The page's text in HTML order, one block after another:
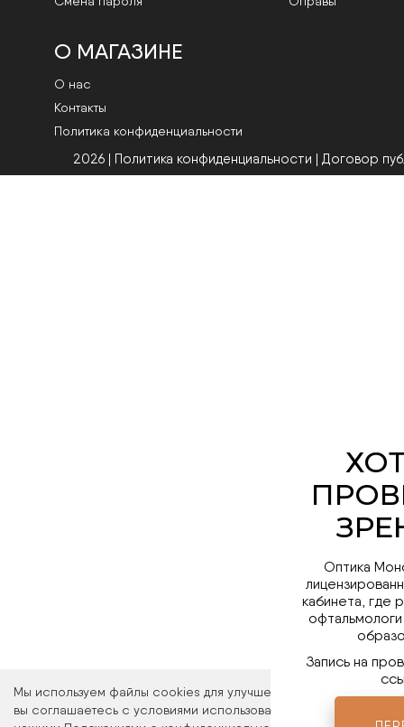
Мы используем файлы cookies для улучшения работы сайта.
вы соглашаетесь с условиями использования файлов cookies.
О МАГАЗИНЕ
О нас
Контакты
Политика конфиденциальности
2026 | Политика конфиденциальности | Договор
Оптика
кабинета, где
Запись на